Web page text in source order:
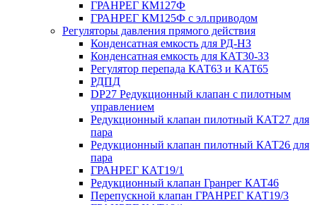
ГРАНРЕГ КМ127Ф
ГРАНРЕГ КМ125Ф с эл.приводом
Регуляторы давления прямого действия
Конденсатная емкость для РД-НЗ
Конденсатная емкость для КАТ30-33
Регулятор перепада КАТ63 и КАТ65
РДПД
DP27 Редукционный клапан с пилотным
управлением
Редукционный клапан пилотный КАТ27 для
пара
Редукционный клапан пилотный КАТ26 для
пара
ГРАНРЕГ КАТ19/1
Редукционный клапан Гранрег КАТ46
Перепускной клапан ГРАНРЕГ КАТ19/3